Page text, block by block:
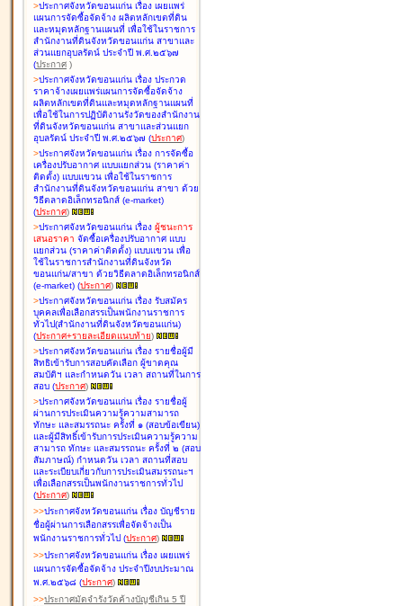
>ประกาศจังหวัดขอนแก่น เรื่อง เผยแพร่
แผนการจัดซื้อจัดจ้าง ผลิตหลักเขตที่ดิน
และหมุดหลักฐานแผนที่ เพื่อใช้ในราชการ
สำนักงานที่ดินจังหวัดขอนแก่น สาขาและ
ส่วนแยกอุบลรัตน์ ประจำปี พ.ศ.๒๕๖๗
(ประกาศ )
>ประกาศจังหวัดขอนแก่น เรื่อง ประกวด
ราคาจ้างเผยแพร่แผนการจัดซื้อจัดจ้าง
ผลิตหลักเขตที่ดินและหมุดหลักฐานแผนที่
เพื่อใช้ในการปฏิบัติงานรังวัดของสำนักงาน
ที่ดินจังหวัดขอนแก่น สาขาและส่วนแยก
อุบลรัตน์ ประจำปี พ.ศ.๒๕๖๗ (ประกาศ)
>ประกาศจังหวัดขอนแก่น เรื่อง การจัดซื้อ
เครื่องปรับอากาศ แบบแยกส่วน (ราคาค่า
ติดตั้ง) แบบแขวน เพื่อใช้ในราชการ
สำนักงานที่ดินจังหวัดขอนแก่น สาขา ด้วย
วิธีตลาดอิเล็กทรอนิกส์ (e-market)
(ประกาศ)
>ประกาศจังหวัดขอนแก่น เรื่อง ผู้ชนะการ
เสนอราคา จัดซื้อเครื่องปรับอากาศ แบบ
แยกส่วน (ราคาค่าติดตั้ง) แบบแขวน เพื่อ
ใช้ในราชการสำนักงานที่ดินจังหวัด
ขอนแก่น/สาขา ด้วยวิธีตลาดอิเล็กทรอนิกส์
(e-market) (ประกาศ)
>ประกาศจังหวัดขอนแก่น เรื่อง รับสมัคร
บุคคลเพื่อเลือกสรรเป็นพนักงานราชการ
ทั่วไป(สำนักงานที่ดินจังหวัดขอนแก่น)
(ประกาศ+รายละเอียดแนบท้าย)
>ประกาศจังหวัดขอนแก่น เรื่อง รายชื่อผู้มี
สิทธิเข้ารับการสอบคัดเลือก ผู้ขาดคุณ
สมบัติฯ และกำหนดวัน เวลา สถานที่ในการ
สอบ (ประกาศ)
>ประกาศจังหวัดขอนแก่น เรื่อง รายชื่อผู้
ผ่านการประเมินความรู้ความสามารถ
ทักษะ และสมรรถนะ ครั้งที่ ๑ (สอบข้อเขียน)
และผู้มีสิทธิ์เข้ารับการประเมินความรู้ความ
สามารถ ทักษะ และสมรรถนะ ครั้งที่ ๒ (สอบ
สัมภาษณ์) กำหนดวัน เวลา สถานที่สอบ
และระเบียบเกี่ยวกับการประเมินสมรรถนะฯ
เพื่อเลือกสรรเป็นพนักงานราชการทั่วไป
(ประกาศ)
>>ประกาศจังหวัดขอนแก่น เรื่อง บัญชีราย
ชื่อผู้ผ่านการเลือกสรรเพื่อจัดจ้างเป็น
พนักงานราชการทั่วไป (ประกาศ)
>>ประกาศจังหวัดขอนแก่น เรื่อง เผยแพร่
แผนการจัดซื้อจัดจ้าง ประจำปีงบประมาณ
พ.ศ.๒๕๖๘ (ประกาศ)
>>ประกาศมัดจำรังวัดค้างบัญชีเกิน 5 ปี